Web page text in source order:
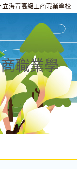
立海青高級工商職業學校
職業學